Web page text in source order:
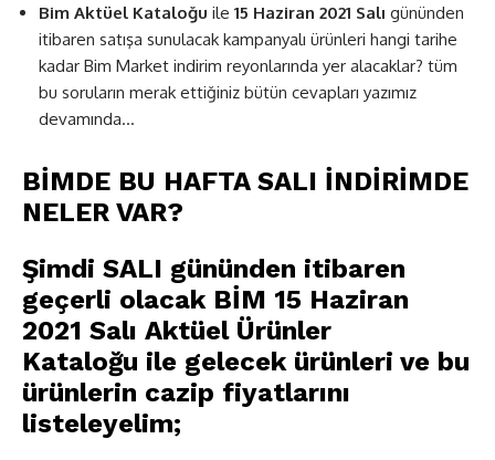
Bim Aktüel Kataloğu ile 15 Haziran 2021 Salı gününden
itibaren satışa sunulacak kampanyalı ürünleri hangi tarihe
kadar Bim Market indirim reyonlarında yer alacaklar? tüm
bu soruların merak ettiğiniz bütün cevapları yazımız
devamında…
BİMDE BU HAFTA SALI İNDİRİMDE
NELER VAR?
Şimdi SALI gününden itibaren
geçerli olacak BİM 15 Haziran
2021 Salı Aktüel Ürünler
Kataloğu ile gelecek ürünleri ve bu
ürünlerin cazip fiyatlarını
listeleyelim;